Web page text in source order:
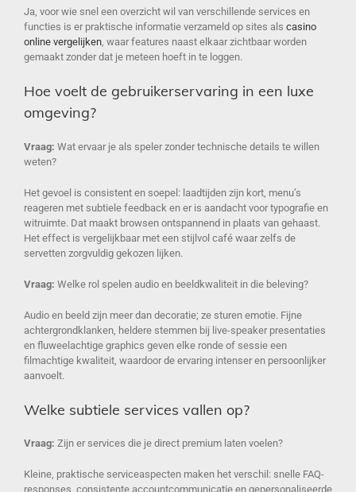
Ja, voor wie snel een overzicht wil van verschillende services en
functies is er praktische informatie verzameld op sites als casino
online vergelijken , waar features naast elkaar zichtbaar worden
gemaakt zonder dat je meteen hoeft in te loggen.
Hoe voelt de gebruikerservaring in een luxe
omgeving?
Vraag: Wat ervaar je als speler zonder technische details te willen
weten?
Het gevoel is consistent en soepel: laadtijden zijn kort, menu’s
reageren met subtiele feedback en er is aandacht voor typografie en
witruimte. Dat maakt browsen ontspannend in plaats van gehaast.
Het effect is vergelijkbaar met een stijlvol café waar zelfs de
servetten zorgvuldig gekozen lijken.
Vraag: Welke rol spelen audio en beeldkwaliteit in die beleving?
Audio en beeld zijn meer dan decoratie; ze sturen emotie. Fijne
achtergrondklanken, heldere stemmen bij live-speaker presentaties
en fluweelachtige graphics geven elke ronde of sessie een
filmachtige kwaliteit, waardoor de ervaring intenser en persoonlijker
aanvoelt.
Welke subtiele services vallen op?
Vraag: Zijn er services die je direct premium laten voelen?
Kleine, praktische serviceaspecten maken het verschil: snelle FAQ-
responses, consistente accountcommunicatie en gepersonaliseerde